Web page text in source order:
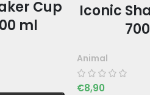
Cup
ml
Iconic
Animal
€8,90